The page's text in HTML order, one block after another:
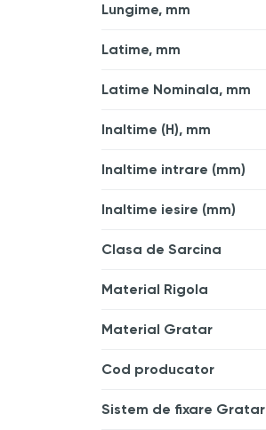
Lungime, mm
Latime, mm
Latime Nominala, mm
Inaltime (H), mm
Inaltime intrare (mm)
Inaltime iesire (mm)
Clasa de Sarcina
Material Rigola
Material Gratar
Cod producator
Sistem de fixare Gratar